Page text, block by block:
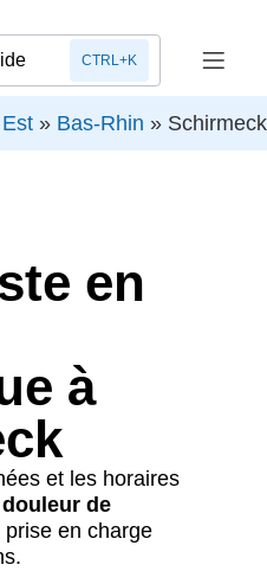
CTRL+K
» Bas-Rhin » Schirmeck
en
à
et les horaires
de
prise en charge